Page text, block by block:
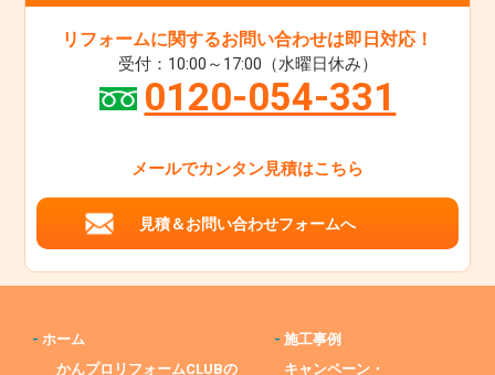
リフォームに関するお問い合わせは即日対応！
受付：10:00～17:00（水曜日休み）
0120-054-331
メールでカンタン見積はこちら
見積＆お問い合わせフォームへ
- ホーム
かんプロリフォームCLUBの
-施工事例
キャンペーン・